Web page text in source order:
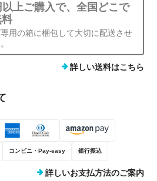
以上ご購入で、全国どこで
料
用の箱に梱包して大切に配送させ
詳しい送料はこちら
コンビニ・Pay-easy 銀行振込
詳しいお支払方法のご案内